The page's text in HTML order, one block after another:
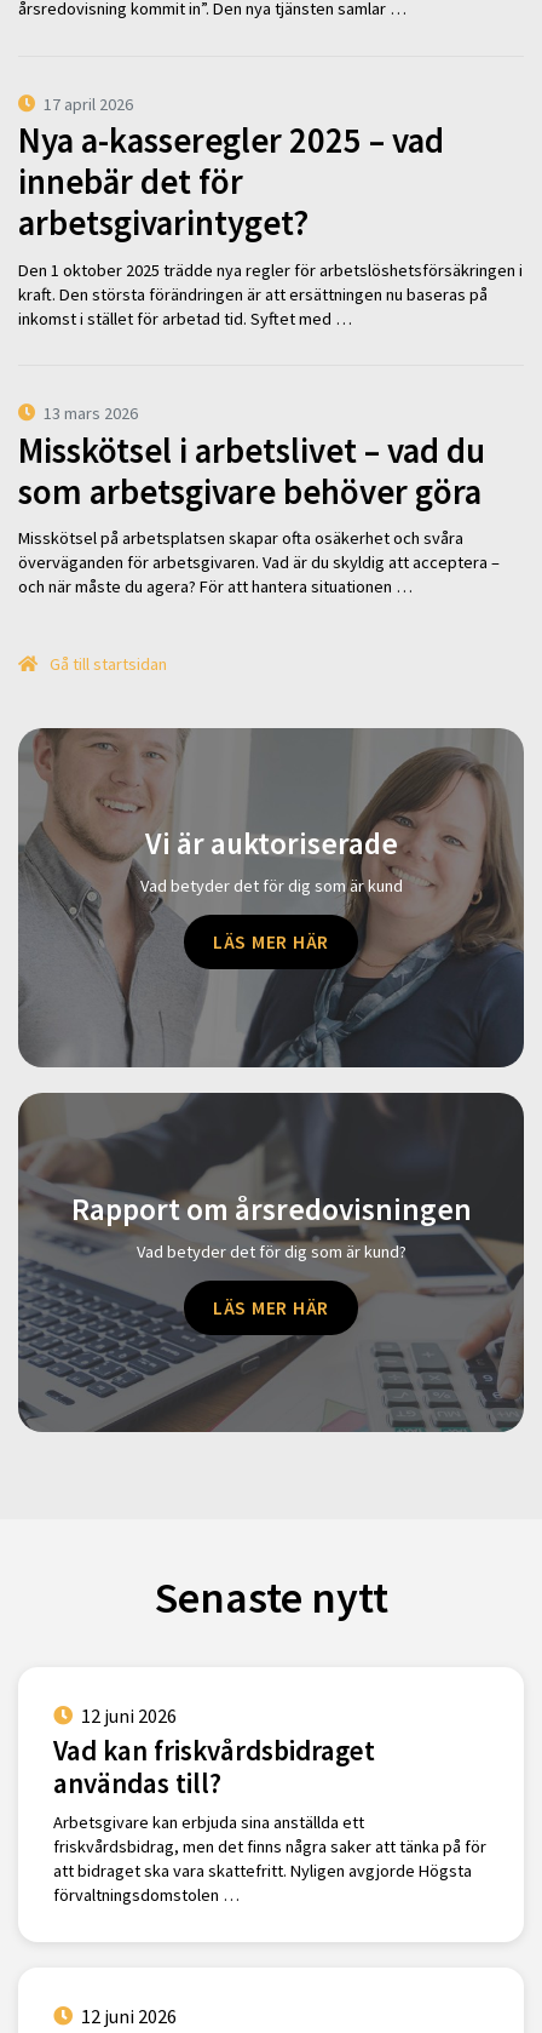
årsredovisning kommit in”. Den nya tjänsten samlar …
17 april 2026
Nya a-kasseregler 2025 – vad
innebär det för
arbetsgivarintyget?
Den 1 oktober 2025 trädde nya regler för arbetslöshetsförsäkringen i
kraft. Den största förändringen är att ersättningen nu baseras på
inkomst i stället för arbetad tid. Syftet med …
13 mars 2026
Misskötsel i arbetslivet – vad du
som arbetsgivare behöver göra
Misskötsel på arbetsplatsen skapar ofta osäkerhet och svåra
överväganden för arbetsgivaren. Vad är du skyldig att acceptera –
och när måste du agera? För att hantera situationen …
Gå till startsidan
Vi är auktoriserade
Vad betyder det för dig som är kund
LÄS MER HÄR
Rapport om årsredovisningen
Vad betyder det för dig som är kund?
LÄS MER HÄR
Senaste nytt
12 juni 2026
Vad kan friskvårdsbidraget
användas till?
Arbetsgivare kan erbjuda sina anställda ett
friskvårdsbidrag, men det finns några saker att tänka på för
att bidraget ska vara skattefritt. Nyligen avgjorde Högsta
förvaltningsdomstolen …
12 juni 2026